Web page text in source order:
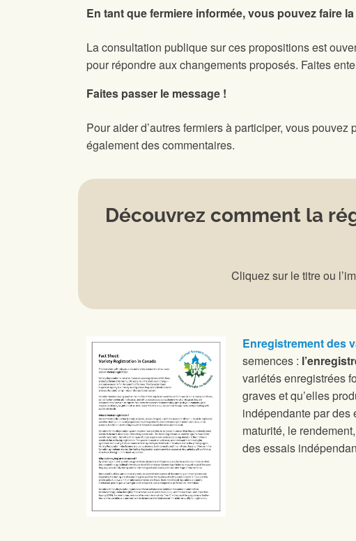
En tant que fermiere informée, vous pouvez faire
La consultation publique sur ces propositions est
pour répondre aux changements proposés. Faites
Faites passer le message !
Pour aider d’autres fermiers à participer, vous pouvez
également des commentaires.
Découvrez comment la
Cliquez sur le titre ou
Enregistrement des
semences :
variétés enregistrées
graves et qu’elles
indépendante par des
maturité, le
des essais